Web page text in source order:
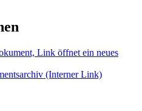
Link öffnet ein neues
(Interner Link)